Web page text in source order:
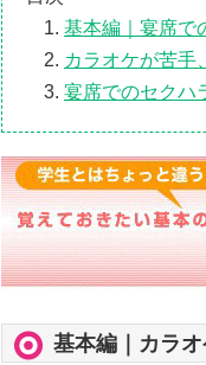
基本編｜宴席で
カラオケが苦手
宴席でのセクハ
基本編｜カラ